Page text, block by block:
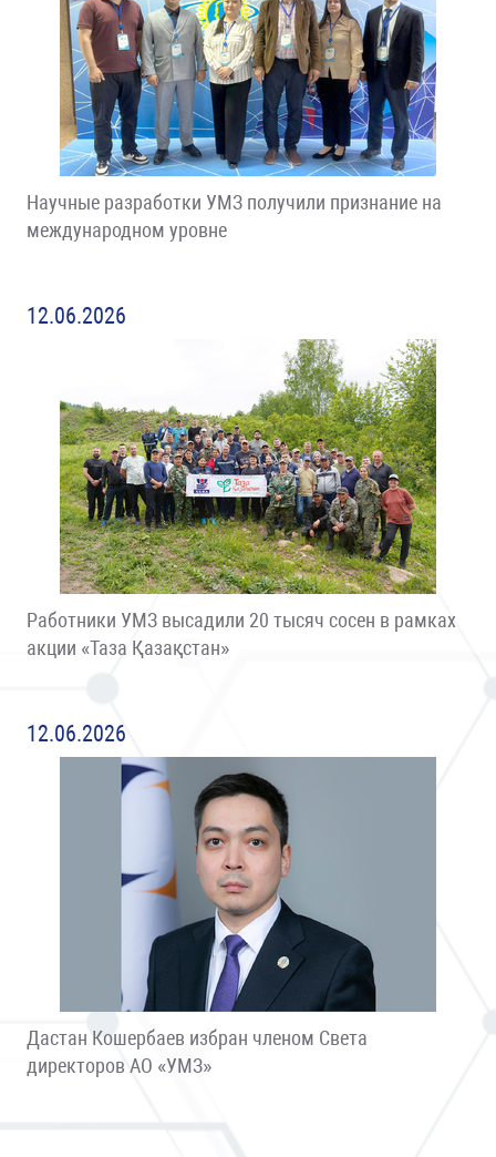
Научные разработки УМЗ получили признание на
международном уровне
12.06.2026
Работники УМЗ высадили 20 тысяч сосен в рамках
акции «Таза Қазақстан»
12.06.2026
Дастан Кошербаев избран членом Света
директоров АО «УМЗ»